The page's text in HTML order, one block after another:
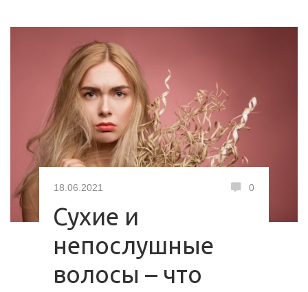
18.06.2021 0
Сухие и
непослушные
волосы – что